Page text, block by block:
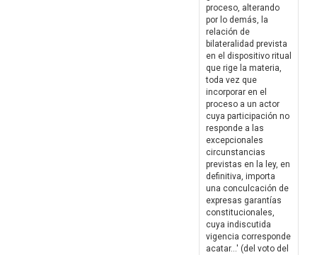
proceso, alterando
por lo demás, la
relación de
bilateralidad prevista
en el dispositivo ritual
que rige la materia,
toda vez que
incorporar en el
proceso a un actor
cuya participación no
responde a las
excepcionales
circunstancias
previstas en la ley, en
definitiva, importa
una conculcación de
expresas garantías
constitucionales,
cuya indiscutida
vigencia corresponde
acatar...' (del voto del